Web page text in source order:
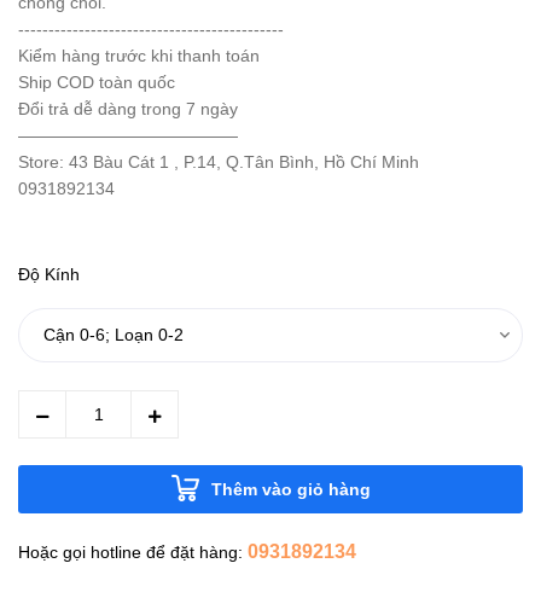
--------------------------------------------
Kiểm hàng trước khi thanh toán
Ship COD toàn quốc
Đổi trả dễ dàng trong 7 ngày
—————————————
Store: 43 Bàu Cát 1 , P.14, Q.Tân Bình, Hồ Chí Minh
0931892134
Độ Kính
Thêm vào giỏ hàng
Hoặc gọi hotline để đặt hàng: 0931892134